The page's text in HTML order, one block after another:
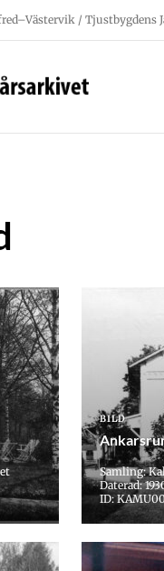
/ Tjustbygdens
BILD
Samling:
Daterad:
ID: